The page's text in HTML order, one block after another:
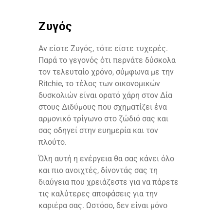
Ζυγός
Αν είστε Ζυγός, τότε είστε τυχερές.
Παρά το γεγονός ότι περνάτε δύσκολα
τον τελευταίο χρόνο, σύμφωνα με την
Ritchie, το τέλος των οικονομικών
δυσκολιών είναι ορατό χάρη στον Δία
στους Διδύμους που σχηματίζει ένα
αρμονικό τρίγωνο στο ζώδιό σας και
σας οδηγεί στην ευημερία και τον
πλούτο.
Όλη αυτή η ενέργεια θα σας κάνει όλο
και πιο ανοιχτές, δίνοντάς σας τη
διαύγεια που χρειάζεστε για να πάρετε
τις καλύτερες αποφάσεις για την
καριέρα σας. Ωστόσο, δεν είναι μόνο